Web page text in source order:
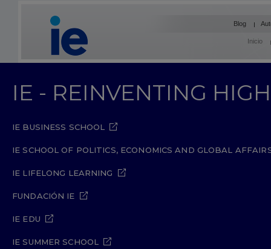
Blog
Inicio
IE - REINVENTING
IE BUSINESS SCHOOL
IE SCHOOL OF POLITICS, ECONOMICS AND GLOBAL
IE LIFELONG LEARNING
FUNDACIÓN IE
IE EDU
IE SUMMER SCHOOL